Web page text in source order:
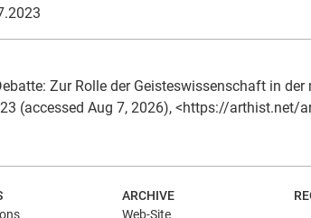
Zur Rolle der Geisteswissenschaft in
(accessed Aug 7, 2026), <https://arthist.net/
ARCHIVE
Web-Site